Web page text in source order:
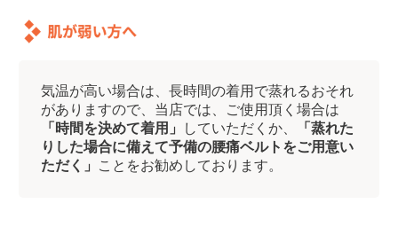
気温が高い場合は、長時間の着用で蒸れるおそれ
がありますので、当店では、ご使用頂く場合は
「時間を決めて着用」
していただくか、
「蒸れた
りした場合に備えて予備の腰痛ベルトをご用意い
ただく」
ことをお勧めしております。